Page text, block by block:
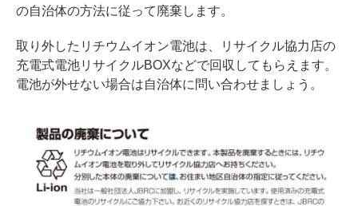
の自治体の方法に従って廃棄します。
取り外したリチウムイオン電池は、リサイクル協力店の
充電式電池リサイクルBOXなどで回収してもらえます。
電池が外せない場合は自治体に問い合わせましょう。